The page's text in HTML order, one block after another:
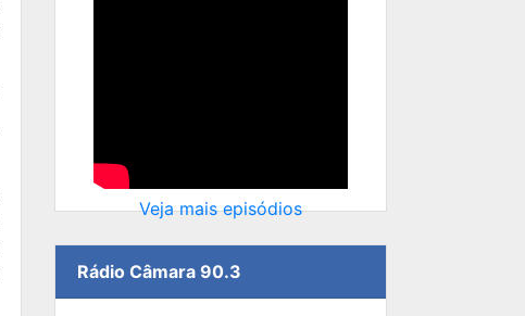
Veja mais episódios
Rádio Câmara 90.3